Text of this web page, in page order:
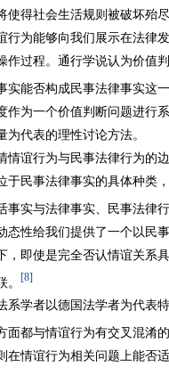
使得社会生活规则被破坏殆
为能够向我们展示在法律
作过程。通行学说认为价值
实能否构成民事法律事实这
作为一个价值判断问题进行
代表的理性讨论方法。
谊行为与民事法律行为的
于民事法律事实的具体种类
事实与法律事实、民事法律
态性给我们提供了一个以民
，即使是完全否认情谊关系
[8]
学者以德国法学者为代表
面都与情谊行为有交叉混淆
在情谊行为相关问题上能否